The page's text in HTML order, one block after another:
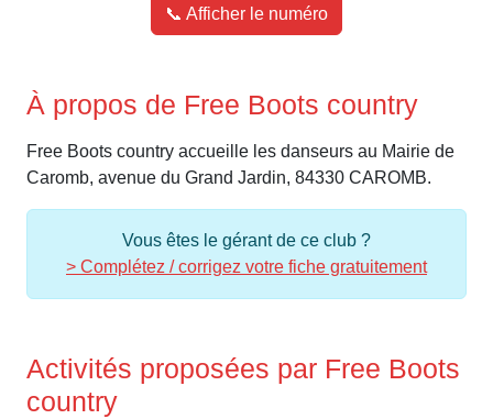
📞 Afficher le numéro
À propos de Free Boots country
Free Boots country accueille les danseurs au Mairie de
Caromb, avenue du Grand Jardin, 84330 CAROMB.
Vous êtes le gérant de ce club ?
> Complétez / corrigez votre fiche gratuitement
Activités proposées par Free Boots
country